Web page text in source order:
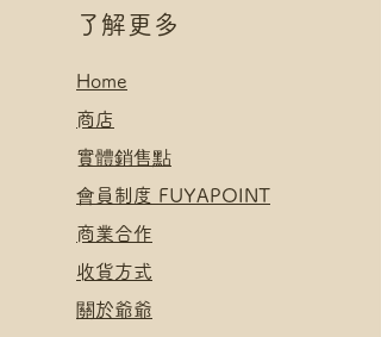
​了解更多
Home
​商店
​實體銷售點
​會員制度 FUYAPOINT
​商業合作
​收貨方式
關於爺爺